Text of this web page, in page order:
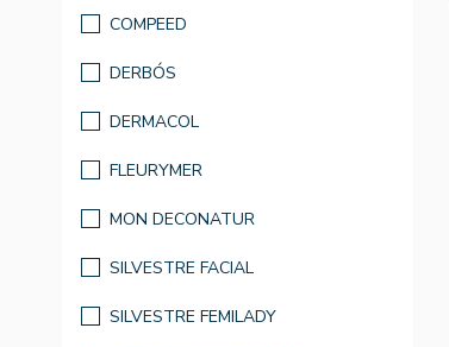
COMPEED
DERBÓS
DERMACOL
FLEURYMER
MON DECONATUR
SILVESTRE FACIAL
SILVESTRE FEMILADY